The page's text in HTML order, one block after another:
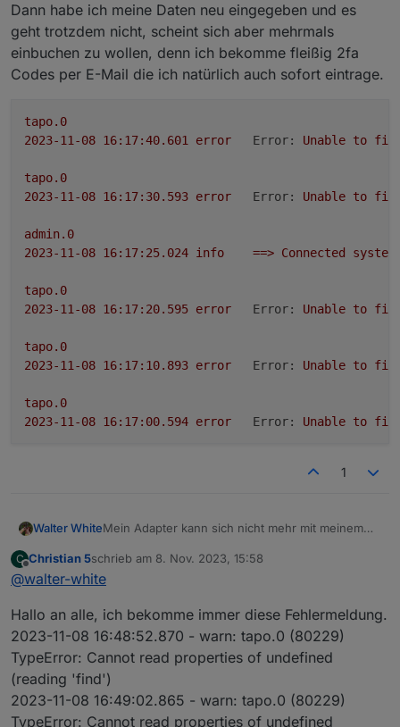
Loginablauf:
Die Tapo App Zugangsdaten eingeben
Steuern
tapo.0.id.remote auf true setzen steuert den
Dann habe ich meine Daten neu eingegeben und es
geht trotzdem nicht, scheint sich aber mehrmals
einbuchen zu wollen, denn ich bekomme fleißig 2fa
Codes per E-Mail die ich natürlich auch sofort eintrage.
tapo.0
error Error: Unable to
tapo.0
error Error: Unable to
admin.0
info ==> Connected
tapo.0
error Error: Unable to
tapo.0
error Error: Unable to
tapo.0
error Error: Unable to
Unable
2023-11-08 16:16:40.623 error Error: Unable to
tapo.0
tapo.0
Error: Unable
tapo.0
2023-11-08 16:16:10.592 error Error: Unable
1
Walter WhiteMein Adapter kann sich nicht mehr mit meinem
Problem?
Dann habe ich meine Daten neu eingegeben und
es geht trotzdem nicht, scheint sich aber
bekomme fleißig 2fa Codes per E-Mail die ich
natürlich auch sofort eintrage.
2023-11-08 16:17:40.601	error	Error:
2023-11-08 16:17:30.593	error	Error:
admin.0
2023-11-08 16:17:25.024	info	==>
C
Offline
Christian 5schrieb am 8. Nov. 2023, 15:58
zuletzt editiert von
@walter-white
Hallo an alle, ich bekomme immer diese Fehlermeldung.
2023-11-08 16:48:52.870 - warn: tapo.0 (80229)
TypeError: Cannot read properties of undefined
(reading 'find')
2023-11-08 16:49:02.865 - warn: tapo.0 (80229)
TypeError: Cannot read properties of undefined